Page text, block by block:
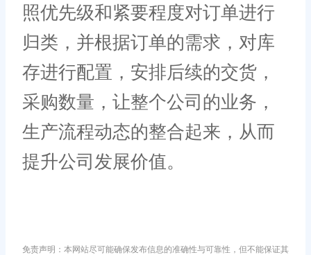
照优先级和紧要程度对订单进行
归类，并根据订单的需求，对库
存进行配置，安排后续的交货，
采购数量，让整个公司的业务，
生产流程动态的整合起来，从而
提升公司发展价值。
免责声明：本网站尽可能确保发布信息的准确性与可靠性，但不能保证其